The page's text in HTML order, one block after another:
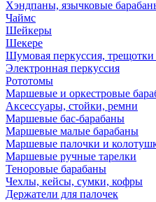
Хэндпаны, язычковые
Чаймс
Шейкеры
Шекере
Шумовая перкуссия,
Электронная перкуссия
Рототомы
Маршевые и оркестровые
Аксессуары, стойки, ремни
Маршевые бас-барабаны
Маршевые малые барабаны
Маршевые палочки и
Маршевые ручные тарелки
Теноровые барабаны
Чехлы, кейсы, сумки, кофры
Держатели для палочек